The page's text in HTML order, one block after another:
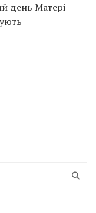
день Матері-